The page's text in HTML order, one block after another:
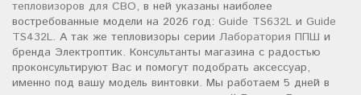
тепловизоров для СВО, в ней указаны наиболее
востребованные модели на 2026 год: Guide TS632L и Guide
TS432L. А так же тепловизоры серии Лаборатория ППШ и
бренда Электроптик. Консультанты магазина с радостью
проконсультируют Вас и помогут подобрать аксессуар,
именно под вашу модель винтовки. Мы работаем 5 дней в